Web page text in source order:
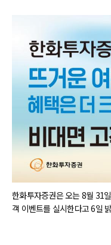
한화투자증권은 오는 8월 31
객 이벤트를 실시한다고 6일